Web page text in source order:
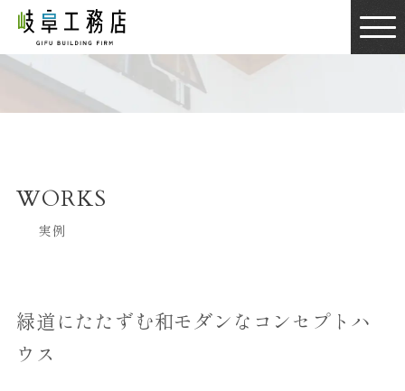
WORKS
実例
緑道にたたずむ和モダンなコンセプトハ
ウス